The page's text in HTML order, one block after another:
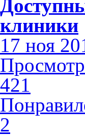
клиники
17 ноя
421
2